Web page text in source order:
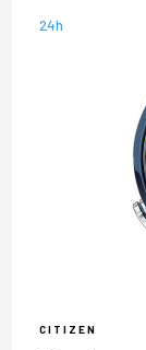
24h
CITIZEN